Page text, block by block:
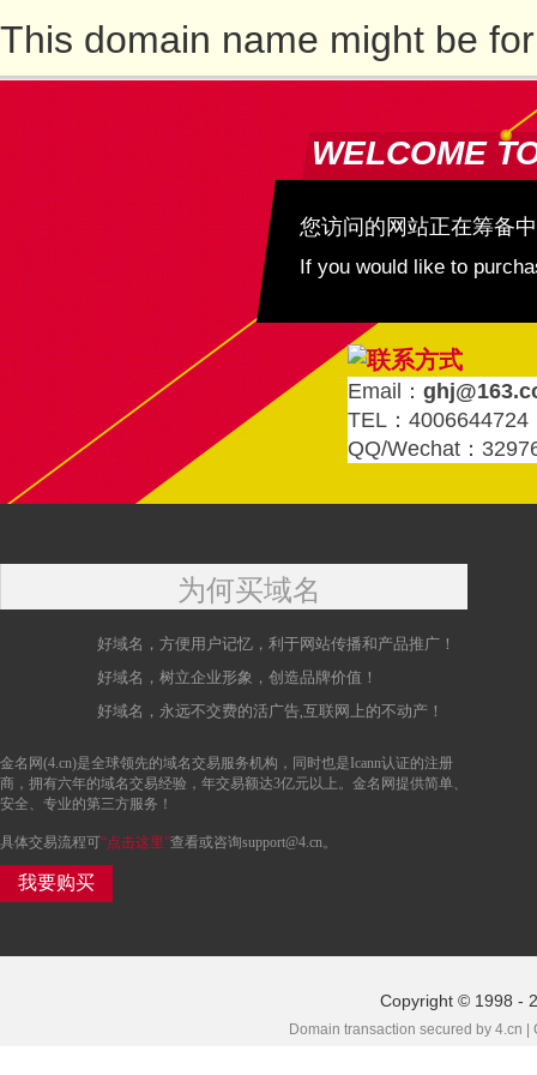
This domain name might be
WELCOME
您访问的网站正在筹备
If you would like to
Email：
TEL：4006644724
QQ/Wechat：
为何买域名
好域名，方便用户记忆，利于网站传播和产品推广！
好域名，树立企业形象，创造品牌价值！
好域名，永远不交费的活广告,互联网上的不动产！
金名网(4.cn)是全球领先的域名交易服务机构，同时也是Icann认证的注册
商，拥有六年的域名交易经验，年交易额达3亿元以上。金名网提供简单、
安全、专业的第三方服务！
具体交易流程可“点击这里”查看或咨询support@4.cn。
我要购买
Copyright © 1998 -
Domain transaction secured by 4.cn